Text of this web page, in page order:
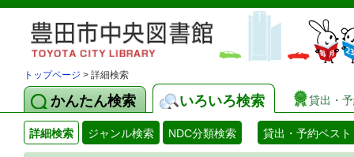
トップページ > 詳細検索
かんたん検索 いろいろ検索 貸出・
詳細検索 ジャンル検索 NDC分類検索 貸出・予約ベスト